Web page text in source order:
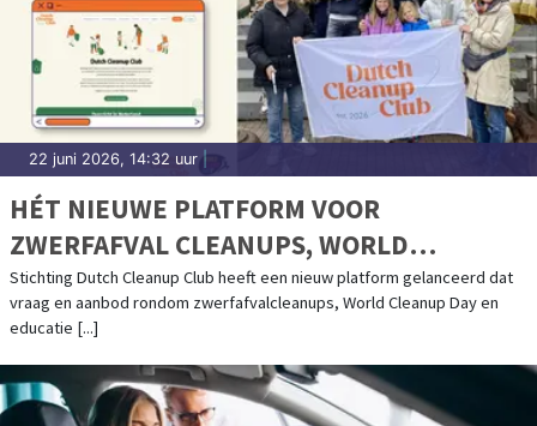
22 juni 2026, 14:32 uur|
HÉT NIEUWE PLATFORM VOOR
ZWERFAFVAL CLEANUPS, WORLD
CLEANUP DAY EN EDUCATIE: DUTCH
CLEANUP CLUB
Stichting Dutch Cleanup Club heeft een nieuw platform gelanceerd dat
vraag en aanbod rondom zwerfafvalcleanups, World Cleanup Day en
educatie [...]